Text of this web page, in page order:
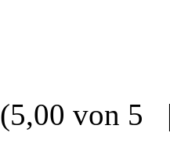
(5,00 von